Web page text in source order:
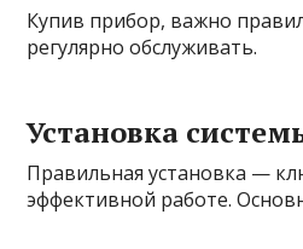
Купив прибор, важно
регулярно обслуживать.
Установка
Правильная установка —
эффективной работе.